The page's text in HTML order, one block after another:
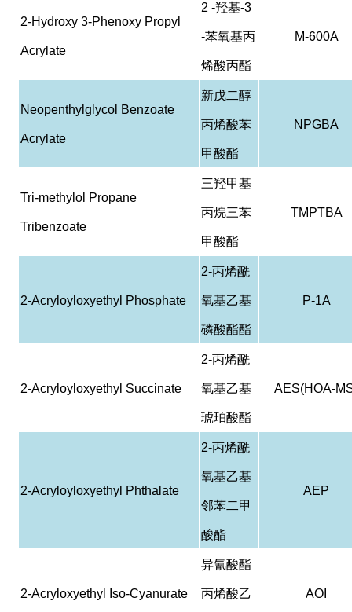
2-Hydroxy 3-Phenoxy Propyl
Acrylate
2 -羟基-3
-苯氧基丙
烯酸丙酯
M-600A
Neopenthylglycol Benzoate
Acrylate
新戊二醇
丙烯酸苯
甲酸酯
NPGBA
Tri-methylol Propane
Tribenzoate
三羟甲基
丙烷三苯
甲酸酯
TMPTBA
2-Acryloyloxyethyl Phosphate
2-丙烯酰
氧基乙基
磷酸酯酯
P-1A
2-Acryloyloxyethyl Succinate
2-丙烯酰
氧基乙基
琥珀酸酯
AES(HOA-
2-Acryloyloxyethyl Phthalate
2-丙烯酰
氧基乙基
邻苯二甲
酸酯
AEP
2-Acryloxyethyl Iso-Cyanurate
异氰酸酯
丙烯酸乙 AOI